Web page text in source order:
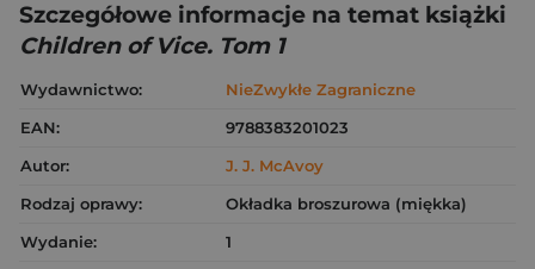
Szczegółowe informacje na temat książki
Children of Vice. Tom 1
Wydawnictwo:
NieZwykłe Zagraniczne
EAN:
9788383201023
Autor:
J. J. McAvoy
Rodzaj oprawy:
Okładka broszurowa (miękka)
Wydanie:
1